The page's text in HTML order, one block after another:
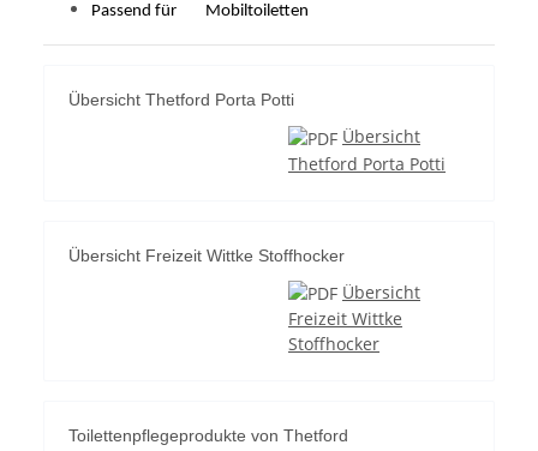
Passend für Mobiltoiletten
Übersicht Thetford Porta Potti
Übersicht
Thetford Porta Potti
Übersicht Freizeit Wittke Stoffhocker
Übersicht
Freizeit Wittke
Stoffhocker
Toilettenpflegeprodukte von Thetford